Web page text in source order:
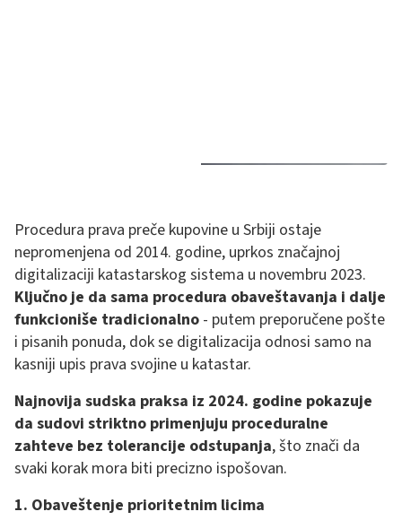
Procedura prava preče kupovine u Srbiji ostaje
nepromenjena od 2014. godine, uprkos značajnoj
digitalizaciji katastarskog sistema u novembru 2023.
Ključno je da sama procedura obaveštavanja i dalje
funkcioniše tradicionalno - putem preporučene pošte
i pisanih ponuda, dok se digitalizacija odnosi samo na
kasniji upis prava svojine u katastar.
Najnovija sudska praksa iz 2024. godine pokazuje
da sudovi striktno primenjuju proceduralne
zahteve bez tolerancije odstupanja, što znači da
svaki korak mora biti precizno ispošovan.
1. Obaveštenje prioritetnim licima